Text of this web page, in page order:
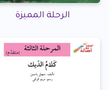
الرحلة المميزة